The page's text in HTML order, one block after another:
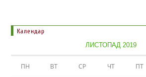
Календар
ЛИСТОПАД 2019
ПН ВТ СР ЧТ ПТ